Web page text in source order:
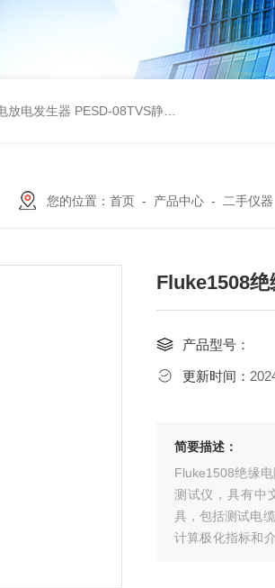
放电发生器 PESD-08TVS静电放电发生器
您的位置： 首页- 产品中心- 二手仪器
Fluke1508绝
产品型号：
更新时间：
简要描述：
Fluke1508绝缘
测试仪，具有中
具，包括测试电
计算极化指标和